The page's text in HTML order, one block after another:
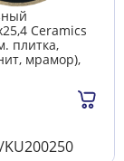
Сeramics
плитка,
мрамор),